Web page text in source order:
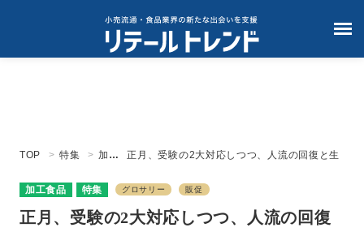
TOP 特集
加工
正月、受験の2大対応しつつ、人流の回復と生
い｣グロサリー編・2024年1月
加工食品 特集 グロサリー 販促
正月、受験の2大対応しつつ、人流の回復